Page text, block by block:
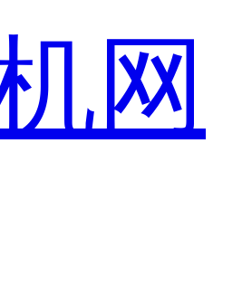
网